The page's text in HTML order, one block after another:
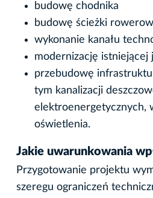
budowę chodnika
budowę ścieżki
wykonanie kanału
modernizację istniejącej
przebudowę
tym kanalizacji
elektroenergetycznych,
oświetlenia.
Jakie uwarunkowania
Przygotowanie projektu
szeregu ograniczeń